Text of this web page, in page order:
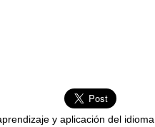
y aplicación del idioma